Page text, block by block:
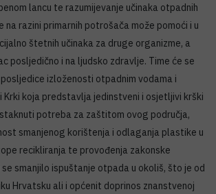
lancu te razumijevanje učinaka otpadnih
na razini primarnih potrošača može pomoći i u
štetnih učinaka za druge organizme, a
posljedično i na ljudsko zdravlje. Time će se
izloženosti otpadnim vodama i
Krki koja predstavlja jedinstveni i osjetljivi krški
potreba za zaštitom ovog područja,
smanjenog korištenja i odlaganja plastike u
recikliranja te provođenja zakonske
smanjilo ispuštanje otpada u okoliš, što je od
Hrvatsku ali i općenit doprinos znanstvenoj